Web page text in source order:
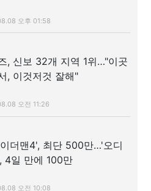
오후 01:58
, 신보 32개 지역 1위…"이곳
, 이것저것 잘해"
오전 11:26
더맨4', 최단 500만…'오디
4일 만에 100만
오전 10:08